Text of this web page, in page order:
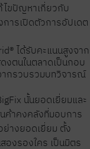
ไขปัญหาเกี่ยวกับ
การเปิดตัวการอัปเดต
ได้รับคะแนนสูงจาก
งตนในตลาดเป็นกอบ
ากรวบรวมบทวิจารณ์
นั้นยอดเยี่ยมและ
ค้าคงคลังที่มอบการ
างยอดเยี่ยม ตั้ง
องรองใคร เป็นมิตร